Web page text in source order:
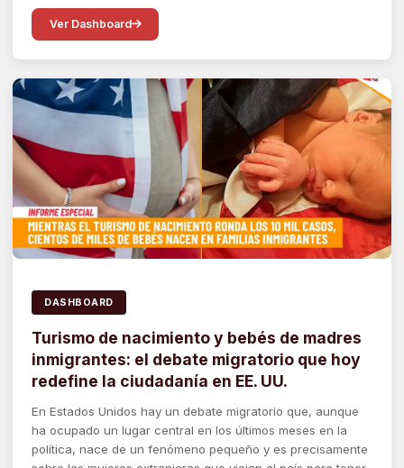
Ver Dashboard
DASHBOARD
Turismo de nacimiento y bebés de madres
inmigrantes: el debate migratorio que hoy
redefine la ciudadanía en EE. UU.
En Estados Unidos hay un debate migratorio que, aunque
ha ocupado un lugar central en los últimos meses en la
política, nace de un fenómeno pequeño y es precisamente